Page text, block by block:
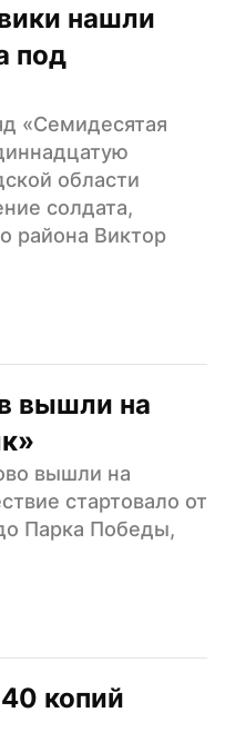
нашли
под
«Семидесятая
области
солдата,
района Виктор
вышли на
вышли на
стартовало от
Парка Победы,
копий